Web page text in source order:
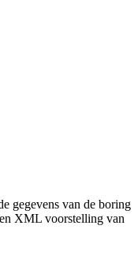
gegevens van de boring
XML voorstelling van